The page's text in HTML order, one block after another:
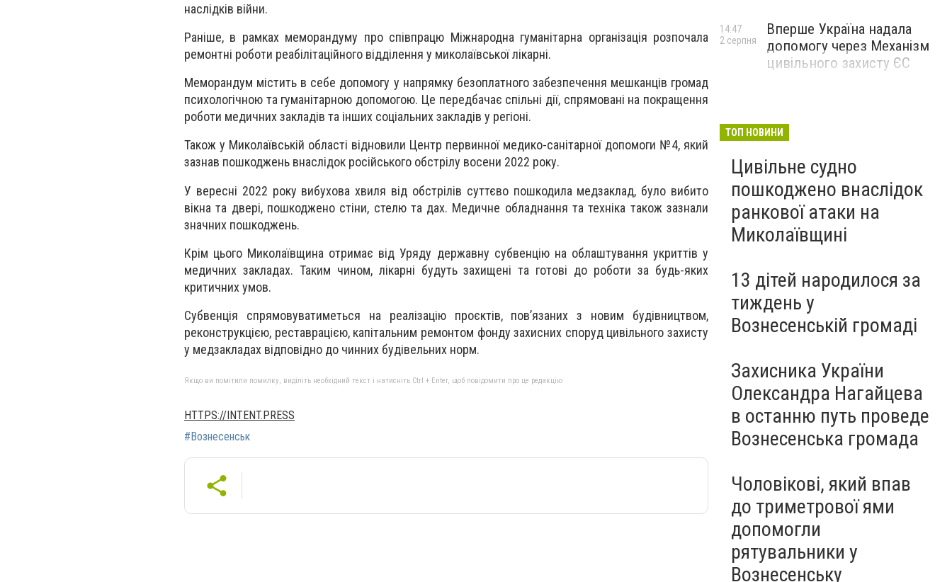
наслідків війни.
Раніше, в рамках меморандуму про співпрацю Міжнародна гуманітарна організація розпочала
ремонтні роботи реабілітаційного відділення у миколаївської лікарні.
Меморандум містить в себе допомогу у напрямку безоплатного забезпечення мешканців громад
психологічною та гуманітарною допомогою. Це передбачає спільні дії, спрямовані на покращення
роботи медичних закладів та інших соціальних закладів у регіоні.
Також у Миколаївській області відновили Центр первинної медико-санітарної допомоги №4, який
зазнав пошкоджень внаслідок російського обстрілу восени 2022 року.
У вересні 2022 року вибухова хвиля від обстрілів суттєво пошкодила медзаклад, було вибито
вікна та двері, пошкоджено стіни, стелю та дах. Медичне обладнання та техніка також зазнали
значних пошкоджень.
Крім цього Миколаївщина отримає від Уряду державну субвенцію на облаштування укриттів у
медичних закладах. Таким чином, лікарні будуть захищені та готові до роботи за будь-яких
критичних умов.
Субвенція спрямовуватиметься на реалізацію проєктів, повʼязаних з новим будівництвом,
реконструкцією, реставрацією, капітальним ремонтом фонду захисних споруд цивільного захисту
у медзакладах відповідно до чинних будівельних норм.
Якщо ви помітили помилку, виділіть необхідний текст і натисніть Ctrl + Enter, щоб повідомити про це редакцію
HTTPS://INTENT.PRESS
#Вознесенськ
Вперше Україна надала
допомогу через Механізм
цивільного захисту ЄС
14:47
2 серпня
ТОП НОВИНИ
Цивільне судно
пошкоджено внаслідок
ранкової атаки на
Миколаївщині
13 дітей народилося за
тиждень у
Вознесенській громаді
Захисника України
Олександра Нагайцева
в останню путь проведе
Вознесенська громада
Чоловікові, який впав
до триметрової ями
допомогли
рятувальники у
Вознесенську